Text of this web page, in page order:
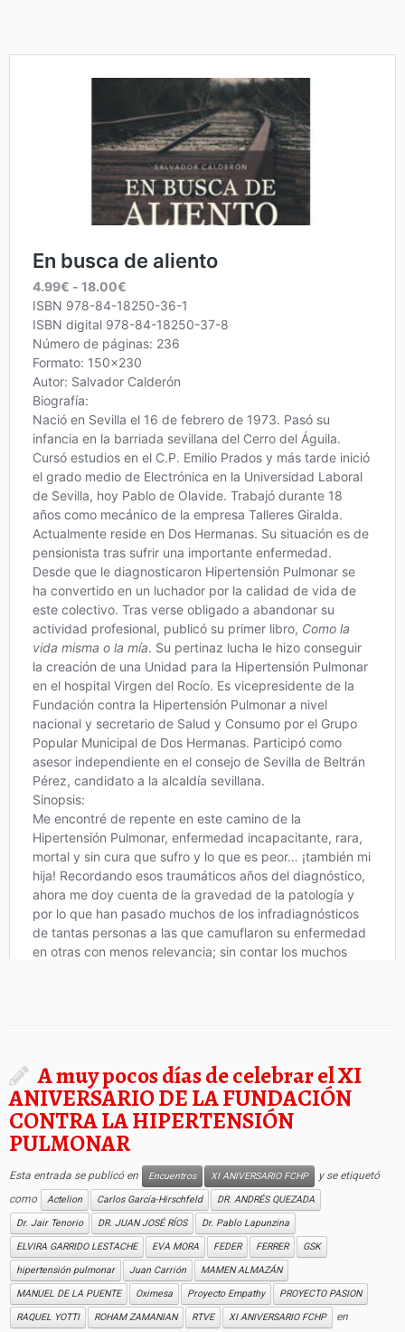
A muy pocos días de celebrar el XI
ANIVERSARIO DE LA FUNDACIÓN
CONTRA LA HIPERTENSIÓN
PULMONAR
Esta entrada se publicó en Encuentros XI ANIVERSARIO FCHP
y se etiquetó
como
Actelion Carlos García-Hirschfeld
DR. ANDRÉS QUEZADA
Dr. Jair Tenorio
DR. JUAN JOSÉ RÍOS
Dr. Pablo Lapunzina
ELVIRA GARRIDO LESTACHE
EVA MORA FEDER FERRER
GSK
hipertensión pulmonar
Juan Carrión
MAMEN ALMAZÁN
MANUEL DE LA PUENTE
Oximesa Proyecto Empathy
PROYECTO PASION
RAQUEL YOTTI
ROHAM ZAMANIAN RTVE XI ANIVERSARIO FCHP
en